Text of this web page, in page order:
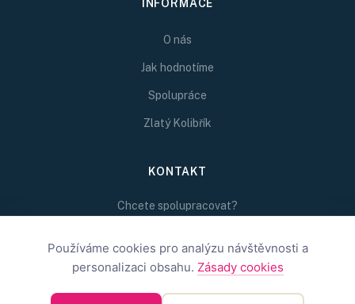
INFORMACE
O nás
Jak hodnotíme
Spolupráce
Zlatý Kolibřík
KONTAKT
Chcete spolupracovat?
redakce@inspirativni.cz
Používáme cookies pro analýzu návštěvnosti a
personalizaci obsahu. Zásady cookies